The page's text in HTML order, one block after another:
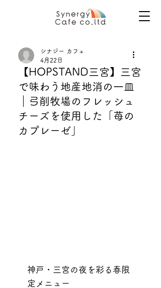
【HOPSTAND三宮】三宮
で味わう地産地消の一皿
｜弓削牧場のフレッシュ
チーズを使用した「苺の
カプレーゼ」
シナジー カフェ
4月22日
神戸・三宮の夜を彩る春限
定メニュー